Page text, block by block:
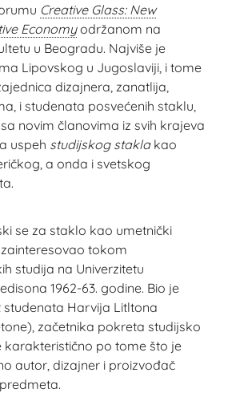
Creative Glass: New
Economyodržanom na
u Beogradu. Najviše je
Lipovskog u Jugoslaviji, i tome
dizajnera, zanatlija,
i studenata posvećenih staklu,
novim članovima iz svih krajeva
uspeh studijskog staklakao
a onda i svetskog
se za staklo kao umetnički
tokom
studija na Univerzitetu
1962-63. godine. Bio je
studenata Harvija Litltona
začetnika pokreta studijsko
karakteristično po tome što je
autor, dizajner i proizvođač